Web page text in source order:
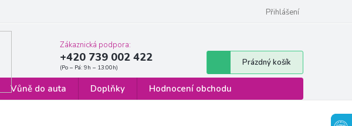
Formulář pro odstoupení od smlouvy
Přihlášení
Zákaznická podpora:
+420 739 002 422
Nákupní
košík
Prázdný košík
Vůně do auta Doplňky Hodnocení obchodu